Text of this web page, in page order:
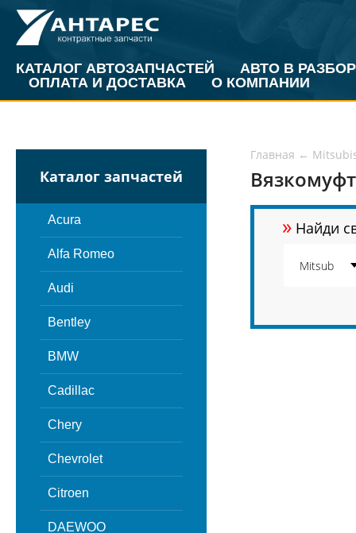
КАТАЛОГ АВТОЗАПЧАСТЕЙ
АВТО В РАЗБОР
ОПЛАТА И ДОСТАВКА
О КОМПАНИИ
Каталог запчастей
Acura
Alfa Romeo
Audi
Bentley
BMW
Cadillac
Chery
Chevrolet
Citroen
DAEWOO
Главная ←
» Найди